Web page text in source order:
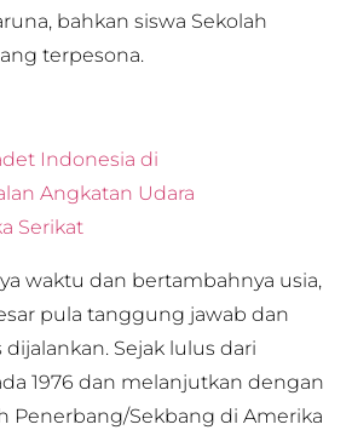
bahkan siswa Sekolah
terpesona.
Indonesia di
Angkatan Udara
Serikat
waktu dan bertambahnya usia,
pula tanggung jawab dan
Sejak lulus dari
1976 dan melanjutkan dengan
Penerbang/Sekbang di Amerika